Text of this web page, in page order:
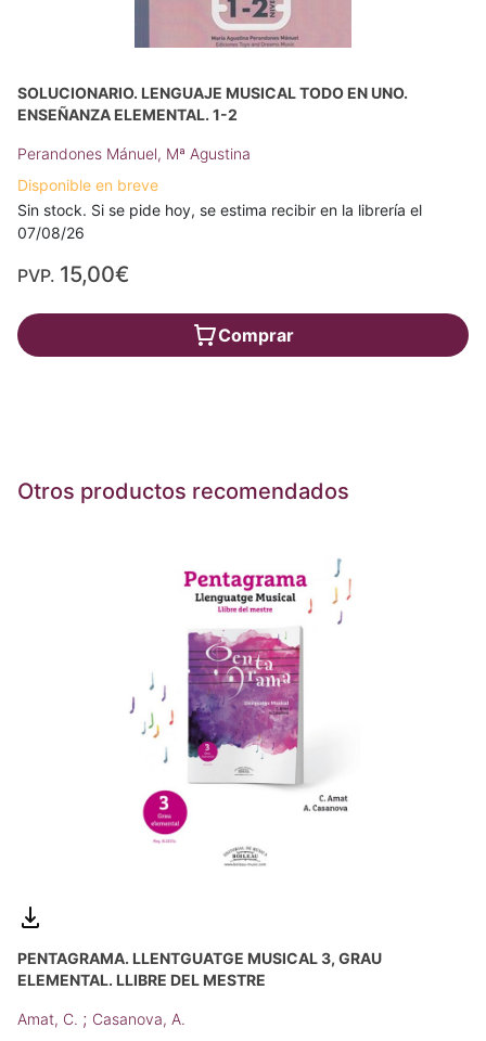
SOLUCIONARIO. LENGUAJE MUSICAL TODO EN UNO.
ENSEÑANZA ELEMENTAL. 1-2
Perandones Mánuel, Mª Agustina
Disponible en breve
Sin stock. Si se pide hoy, se estima recibir en la librería el
07/08/26
PVP. 15,00€
Comprar
Otros productos recomendados
PENTAGRAMA. LLENTGUATGE MUSICAL 3, GRAU
ELEMENTAL. LLIBRE DEL MESTRE
Amat, C. ; Casanova, A.